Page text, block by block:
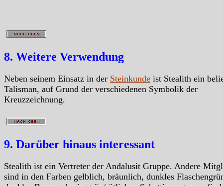
8. Weitere Verwendung
Neben seinem Einsatz in der Steinkunde ist Stealith ein
Talisman, auf Grund der verschiedenen Symbolik der
Kreuzzeichnung.
9. Darüber hinaus interessant
Stealith ist ein Vertreter der Andalusit Gruppe. Andere
sind in den Farben gelblich, bräunlich, dunkles